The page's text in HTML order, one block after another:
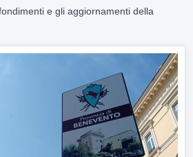
e gli aggiornamenti della